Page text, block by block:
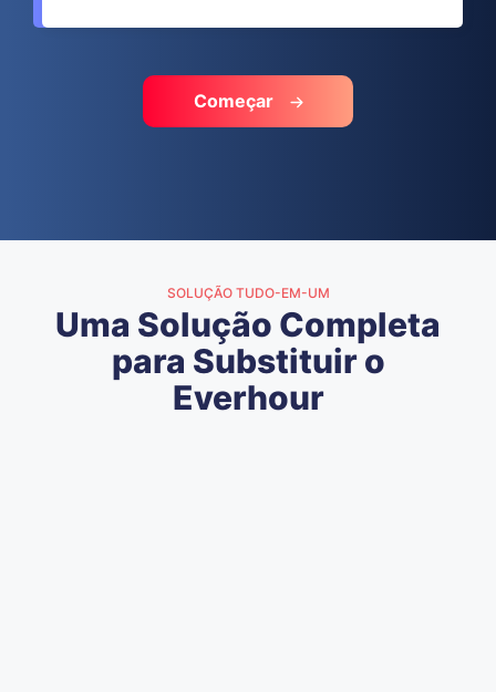
Começar
SOLUÇÃO TUDO-EM-UM
Uma Solução Completa
para Substituir o
Everhour